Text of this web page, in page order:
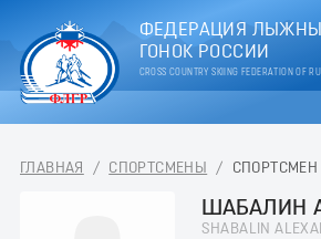
ФЕДЕРАЦИЯ
ГОНОК РОССИИ
CROSS COUNTRY SKIING FEDERATION OF
ГЛАВНАЯ / СПОРТСМЕНЫ / СПОРТСМЕН
ШАБАЛИН
SHABALIN